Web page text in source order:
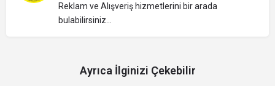
Reklam ve Alışveriş hizmetlerini bir arada
bulabilirsiniz...
Ayrıca İlginizi Çekebilir